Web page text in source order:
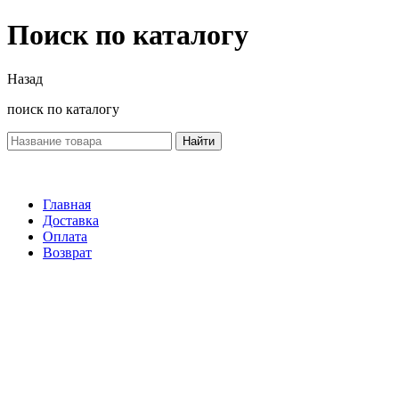
Поиск по каталогу
Назад
поиск по каталогу
Найти
Главная
Доставка
Оплата
Возврат